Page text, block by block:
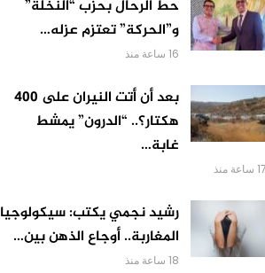
حط الرحال بحزب “النخلة”
و”الحركة” تعتزم عزله…
16 ساعة منذ
بعد أن أتت النيران على 400
هكتار؟.. “الدرون” يمشط
غابة…
منذ
رشيد نجمي يكتب: سيكولوجيا
المغاربة.. أوجاع الذهن بين…
18 ساعة منذ